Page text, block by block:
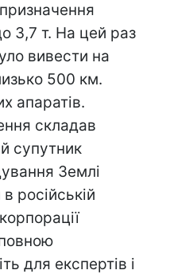
3,7 т. На цей раз
вивести на
500 км.
апаратів.
складав
супутник
Землі
російській
для експертів і